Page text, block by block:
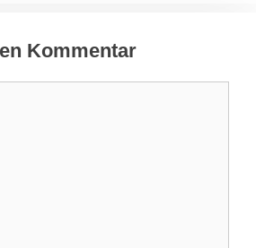
Kommentar